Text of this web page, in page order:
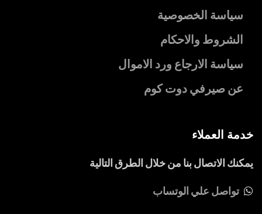
سياسة الخصوصية
الشروط والاحكام
سياسة الارجاع ورد الاموال
عن صيرفي دوت كوم
خدمة العملاء
يمكنك الاتصال بنا من خلال الطرق التالية
تواصل علي الوتساب